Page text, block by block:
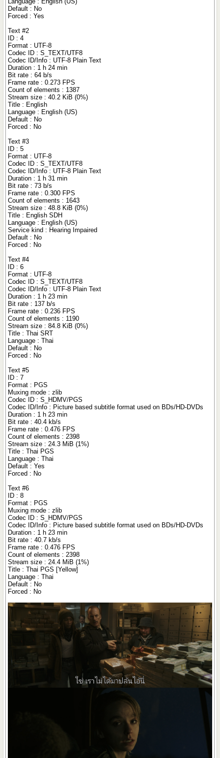
Default : No
Forced : Yes
Text #2
ID : 4
Format : UTF-8
Codec ID : S_TEXT/UTF8
Codec ID/Info : UTF-8 Plain Text
Duration : 1 h 24 min
Bit rate : 64 b/s
Frame rate : 0.273 FPS
Count of elements : 1387
Stream size : 40.2 KiB (0%)
Title : English
Language : English (US)
Default : No
Forced : No
Text #3
ID : 5
Format : UTF-8
Codec ID : S_TEXT/UTF8
Codec ID/Info : UTF-8 Plain Text
Duration : 1 h 31 min
Bit rate : 73 b/s
Frame rate : 0.300 FPS
Count of elements : 1643
Stream size : 48.8 KiB (0%)
Title : English SDH
Language : English (US)
Service kind : Hearing Impaired
Default : No
Forced : No
Text #4
ID : 6
Format : UTF-8
Codec ID : S_TEXT/UTF8
Codec ID/Info : UTF-8 Plain Text
Duration : 1 h 23 min
Bit rate : 137 b/s
Frame rate : 0.236 FPS
Count of elements : 1190
Stream size : 84.8 KiB (0%)
Title : Thai SRT
Language : Thai
Default : No
Forced : No
Text #5
ID : 7
Format : PGS
Muxing mode : zlib
Codec ID : S_HDMV/PGS
Codec ID/Info : Picture based subtitle format used on BDs/HD-DVDs
Duration : 1 h 23 min
Bit rate : 40.4 kb/s
Frame rate : 0.476 FPS
Count of elements : 2398
Stream size : 24.3 MiB (1%)
Title : Thai PGS
Language : Thai
Default : Yes
Forced : No
Text #6
ID : 8
Format : PGS
Muxing mode : zlib
Codec ID : S_HDMV/PGS
Codec ID/Info : Picture based subtitle format used on BDs/HD-DVDs
Duration : 1 h 23 min
Bit rate : 40.7 kb/s
Frame rate : 0.476 FPS
Count of elements : 2398
Stream size : 24.4 MiB (1%)
Title : Thai PGS [Yellow]
Language : Thai
Default : No
Forced : No